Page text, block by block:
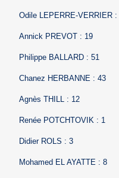
Odile LEPERRE-VERRIER :
Annick PREVOT : 19
Philippe BALLARD : 51
Chanez HERBANNE : 43
Agnès THILL : 12
Renée POTCHTOVIK : 1
Didier ROLS : 3
Mohamed EL AYATTE : 8